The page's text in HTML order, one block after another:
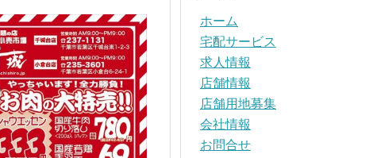
ホーム
宅配サービス
求人情報
店舗情報
店舗用地募集
会社情報
お問合せ